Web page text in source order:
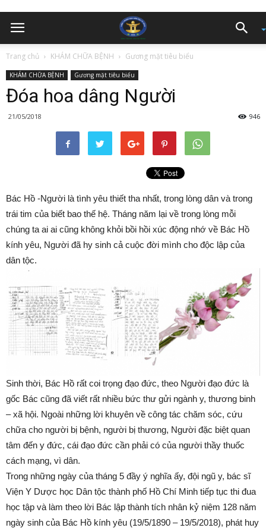
Trang chủ KHÁM CHỮA BỆNH Gương mặt tiêu biểu
KHÁM CHỮA BỆNH Gương mặt tiêu biểu
Đóa hoa dâng Người
21/05/2018 946
Bác Hồ -Người là tình yêu thiết tha nhất, trong lòng dân và trong
trái tim của biết bao thế hệ. Tháng năm lại về trong lòng mỗi
chúng ta ai ai cũng không khỏi bồi hồi xúc động nhớ về Bác Hồ
kính yêu, Người đã hy sinh cả cuộc đời mình cho độc lập của
dân tộc.
Sinh thời, Bác Hồ rất coi trọng đạo đức, theo Người đạo đức là
gốc Bác cũng đã viết rất nhiều bức thư gửi ngành y, thương binh
– xã hội. Ngoài những lời khuyên về công tác chăm sóc, cứu
chữa cho người bị bệnh, người bị thương, Người đặc biệt quan
tâm đến y đức, cái đạo đức cần phải có của người thầy thuốc
cách mạng, vì dân.
Trong những ngày của tháng 5 đầy ý nghĩa ấy, đội ngũ y, bác sĩ
Viện Y Dược học Dân tộc thành phố Hồ Chí Minh tiếp tục thi đua
học tập và làm theo lời Bác lập thành tích nhân kỷ niệm 128 năm
ngày sinh của Bác Hồ kính yêu (19/5/1890 – 19/5/2018), phát huy